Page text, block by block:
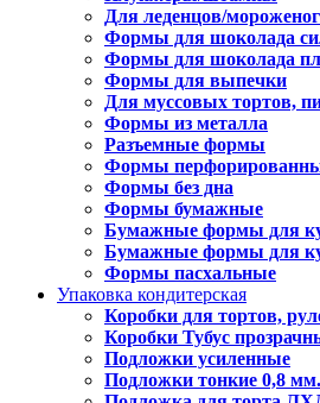
Для леденцов/
Формы для шоколада
Формы для шоколада
Формы для выпечки
Для муссовых тортов,
Формы из металла
Разъемные формы
Формы
Формы без дна
Формы бумажные
Бумажные формы для
Бумажные формы для
Формы пасхальные
Упаковка кондитерская
Коробки для тортов,
Коробки Тубус
Подложки усиленные
Подложки тонкие 0,8 мм.